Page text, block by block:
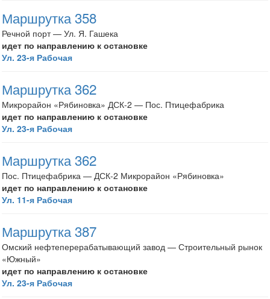
Маршрутка 358
Речной порт — Ул. Я. Гашека
идет по направлению к остановке
Ул. 23-я Рабочая
Маршрутка 362
Микрорайон «Рябиновка» ДСК-2 — Пос. Птицефабрика
идет по направлению к остановке
Ул. 23-я Рабочая
Маршрутка 362
Пос. Птицефабрика — ДСК-2 Микрорайон «Рябиновка»
идет по направлению к остановке
Ул. 11-я Рабочая
Маршрутка 387
Омский нефтеперерабатывающий завод — Строительный рынок
«Южный»
идет по направлению к остановке
Ул. 23-я Рабочая